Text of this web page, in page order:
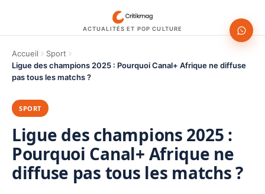
ACTUALITÉS ET POP CULTURE
Accueil
Sport
Ligue des champions 2025 : Pourquoi Canal+ Afrique ne diffuse
pas tous les matchs ?
SPORT
Ligue des champions 2025 :
Pourquoi Canal+ Afrique ne
diffuse pas tous les matchs ?